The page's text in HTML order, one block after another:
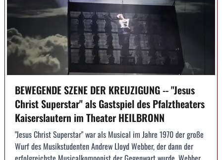
BEWEGENDE SZENE DER KREUZIGUNG -- "Jesus
Christ Superstar" als Gastspiel des Pfalztheaters
Kaiserslautern im Theater HEILBRONN
"Jesus Christ Superstar" war als Musical im Jahre 1970 der große
Wurf des Musikstudenten Andrew Lloyd Webber, der dann der